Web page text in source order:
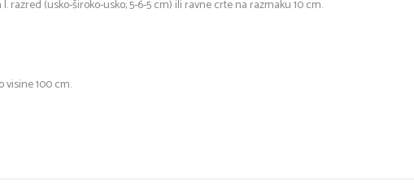
(usko-široko-usko; 5-6-5 cm) ili ravne crte na razmaku 10 cm.
100 cm.